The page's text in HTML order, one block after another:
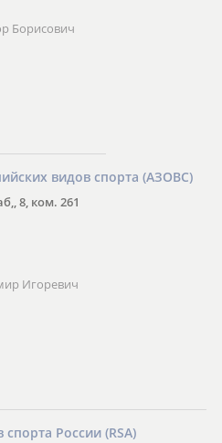
Борисович
видов спорта (АЗОВС)
8, ком. 261
Игоревич
России (RSA)